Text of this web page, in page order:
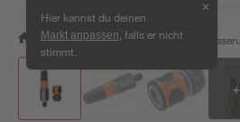
Hier kannst du deinen
Markt anpassen , falls er nicht
stimmt.
✕
/ Garten & Freizeit /
+